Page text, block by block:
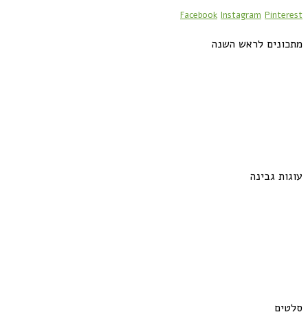
Facebook Instagram Pinterest
מתכונים לראש השנה
עוגות גבינה
סלטים